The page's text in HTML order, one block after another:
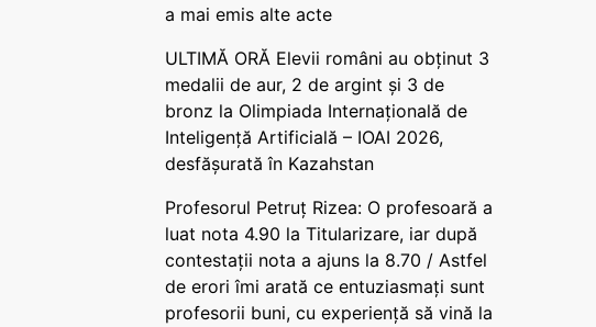
a mai emis alte acte
ULTIMĂ ORĂ Elevii români au obținut 3
medalii de aur, 2 de argint și 3 de
bronz la Olimpiada Internațională de
Inteligență Artificială – IOAI 2026,
desfășurată în Kazahstan
Profesorul Petruț Rizea: O profesoară a
luat nota 4.90 la Titularizare, iar după
contestații nota a ajuns la 8.70 / Astfel
de erori îmi arată ce entuziasmați sunt
profesorii buni, cu experiență să vină la